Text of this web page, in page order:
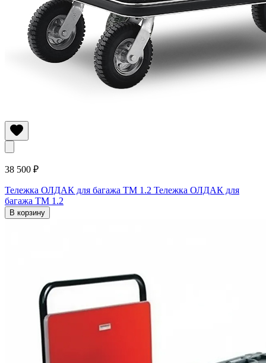
38 500 ₽
Тележка ОЛДАК для багажа ТМ 1.2 Тележка ОЛДАК для
багажа ТМ 1.2
В корзину